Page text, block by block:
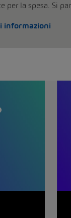
per la spesa. Si
informazioni